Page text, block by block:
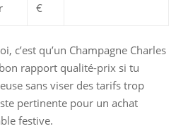
€
c’est qu’un Champagne Charles
rapport qualité-prix si tu
sans viser des tarifs trop
pertinente pour un achat
festive.